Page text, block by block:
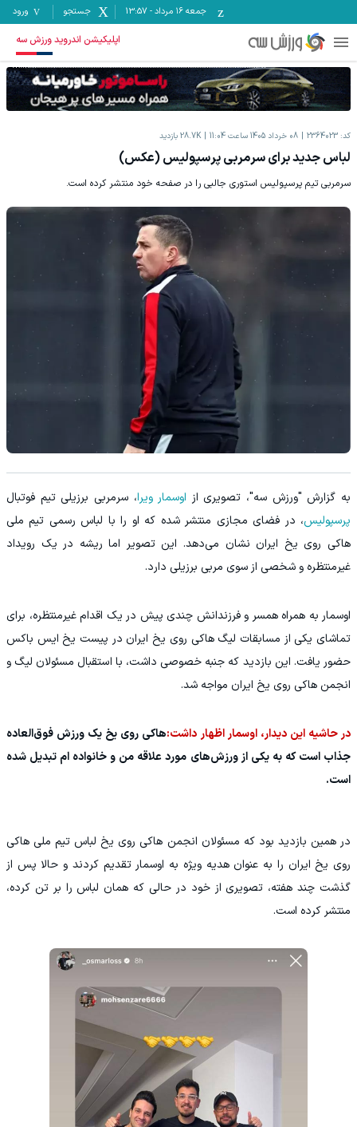
جمعه ۱۶ مرداد -
13:57 جستجو ورود
اپلیکیشن اندروید ورزش سه
کد: 2364023 08 خرداد 1405 ساعت 11:04 28.7K بازدید
لباس جدید برای سرمربی پرسپولیس (عکس)
سرمربی تیم پرسپولیس استوری جالبی را در صفحه خود منتشر کرده است.
به گزارش "ورزش سه"، تصویری از اوسمار ویرا، سرمربی برزیلی تیم فوتبال
پرسپولیس، در فضای مجازی منتشر شده که او را با لباس رسمی تیم ملی
هاکی روی یخ ایران نشان می‌دهد. این تصویر اما ریشه در یک رویداد
غیرمنتظره و شخصی از سوی مربی برزیلی دارد.
اوسمار به همراه همسر و فرزندانش چندی پیش در یک اقدام غیرمنتظره، برای
تماشای یکی از مسابقات لیگ هاکی روی یخ ایران در پیست یخ ایس باکس
حضور یافت. این بازدید که جنبه خصوصی داشت، با استقبال مسئولان لیگ و
انجمن هاکی روی یخ ایران مواجه شد.
در حاشیه این دیدار، اوسمار اظهار داشت:هاکی روی یخ یک ورزش فوق‌العاده
جذاب است که به یکی از ورزش‌های مورد علاقه من و خانواده ام تبدیل شده
است.
در همین بازدید بود که مسئولان انجمن هاکی روی یخ لباس تیم ملی هاکی
روی یخ ایران را به عنوان هدیه ویژه به اوسمار تقدیم کردند و حالا پس از
گذشت چند هفته، تصویری از خود در حالی که همان لباس را بر تن کرده،
منتشر کرده است.